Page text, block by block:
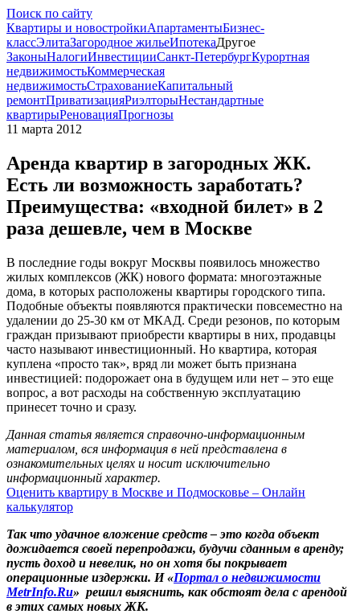
Поиск по сайту
Квартиры и новостройкиАпартаментыБизнес-
классЭлитаЗагородное жильеИпотекаДругое
ЗаконыНалогиИнвестицииСанкт-ПетербургКурортная
недвижимостьКоммерческая
недвижимостьСтрахованиеКапитальный
ремонтПриватизацияРиэлторыНестандартные
квартирыРеновацияПрогнозы
11 марта 2012
Аренда квартир в загородных ЖК.
Есть ли возможность заработать?
Преимущества: «входной билет» в 2
раза дешевле, чем в Москве
В последние годы вокруг Москвы появилось множество
жилых комплексов (ЖК) нового формата: многоэтажные
дома, в которых расположены квартиры городского типа.
Подобные объекты появляются практически повсеместно на
удалении до 25-30 км от МКАД. Среди резонов, по которым
граждан призывают приобрести квартиры в них, продавцы
часто называют инвестиционный. Но квартира, которая
куплена «просто так», вряд ли может быть признана
инвестицией: подорожает она в будущем или нет – это еще
вопрос, а вот расходы на собственную эксплуатацию
принесет точно и сразу.
Данная статья является справочно-информационным
материалом, вся информация в ней представлена в
ознакомительных целях и носит исключительно
информационный характер.
Оценить квартиру в Москве и Подмосковье – Онлайн
калькулятор
Так что удачное вложение средств – это когда объект
дожидается своей перепродажи, будучи сданным в аренду;
пусть доход и невелик, но он хотя бы покрывает
операционные издержки. И «Портал о недвижимости
MetrInfo.Ru» решил выяснить, как обстоят дела с арендой
в этих самых новых ЖК.